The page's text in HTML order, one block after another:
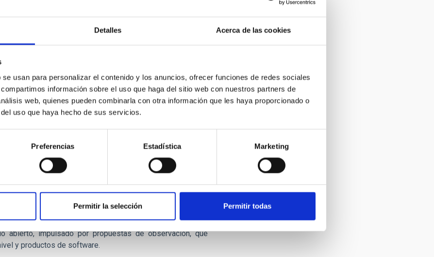
Detalles Acerca de las cookies
usan para personalizar el contenido y los anuncios, ofrecer funciones de redes sociales
información sobre el uso que haga del sitio web con nuestros partners de
web, quienes pueden combinarla con otra información que les haya proporcionado o
uso que haya hecho de sus servicios.
Preferencias Estadística Marketing
Permitir la selección Permitir todas
rango de energía del CTAO (20 GeV-300 TeV) ayudarán a
astrofísica, bajotres grandes temas de estudio: entender el
ambientes extremos, como agujeros negros o estrellas
oscura o desviaciones de la teoría de la relatividad
el campo de la astronomía de múltiple longitud de onda y
rendimiento, que le permitirá proporcionar información
más extremos.
el Observatorio del Roque de los Muchachos del Instituto
en el hemisferio sur, en el Observatorio Paranal del
(Chile). La
sede central
del CTAO está alojada por el
cientos de petabytes (PB) de datos al año (~3 PB
Ciencia Abierta, el CTAO será el primer observatorio de
abierto, impulsado por propuestas de observación, que
y productos de software.